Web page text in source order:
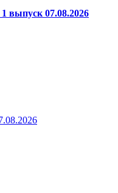
выпуск 07.08.2026